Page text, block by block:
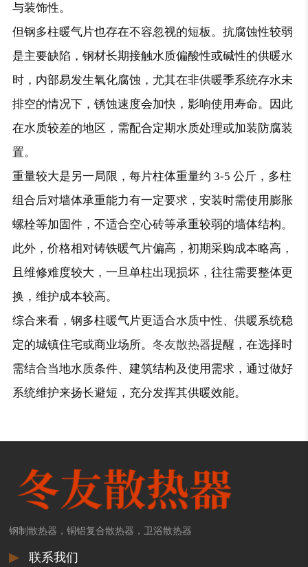
与装饰性。
但钢多柱暖气片也存在不容忽视的短板。抗腐蚀性较弱
是主要缺陷，钢材长期接触水质偏酸性或碱性的供暖水
时，内部易发生氧化腐蚀，尤其在非供暖季系统存水未
排空的情况下，锈蚀速度会加快，影响使用寿命。因此
在水质较差的地区，需配合定期水质处理或加装防腐装
置。
重量较大是另一局限，每片柱体重量约 3-5 公斤，多柱
组合后对墙体承重能力有一定要求，安装时需使用膨胀
螺栓等加固件，不适合空心砖等承重较弱的墙体结构。
此外，价格相对铸铁暖气片偏高，初期采购成本略高，
且维修难度较大，一旦单柱出现损坏，往往需要整体更
换，维护成本较高。
综合来看，钢多柱暖气片更适合水质中性、供暖系统稳
定的城镇住宅或商业场所。 冬友散热器提醒，在选择时
需结合当地水质条件、建筑结构及使用需求，通过做好
系统维护来扬长避短，充分发挥其供暖效能。
钢制散热器，铜铝复合散热器，卫浴散热器
▶联系我们